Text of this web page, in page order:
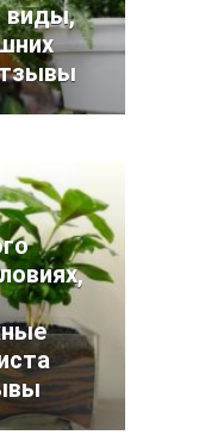
виды,